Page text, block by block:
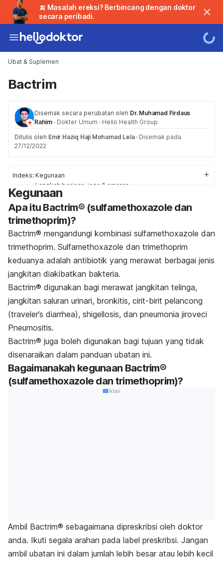
🍌 Masalah ereksi? Berbincang dengan doktor
secara peribadi.
Ubat & Suplemen
Bactrim
Disemak secara perubatan oleh Dr. Muhamad Firdaus
Rahim · Dokter Umum · Hello Health Group
Ditulis oleh Emir Haziq Haji Mohamad Lela · Disemak pada
27/12/2022
Indeks: Kegunaan
Langkah berjaga-jaga & amaran
Kesan Sampingan
Tindakbalas
Penggunaan / Dos
Kegunaan
Apa itu Bactrim® (sulfamethoxazole dan
trimethoprim)?
Bactrim® mengandungi kombinasi sulfamethoxazole dan
trimethoprim. Sulfamethoxazole dan trimethoprim
keduanya adalah antibiotik yang merawat berbagai jenis
jangkitan diakibatkan bakteria.
Bactrim® digunakan bagi merawat jangkitan telinga,
jangkitan saluran urinari, bronkitis, cirit-birit pelancong
(traveler’s diarrhea), shigellosis, dan pneumonia jiroveci
Pneumositis.
Bactrim® juga boleh digunakan bagi tujuan yang tidak
disenaraikan dalam panduan ubatan ini.
Bagaimanakah kegunaan Bactrim®
(sulfamethoxazole dan trimethoprim)?
Iklan
Ambil Bactrim® sebagaimana dipreskribsi oleh doktor
anda. Ikuti segala arahan pada label preskribsi. Jangan
ambil ubatan ini dalam jumlah lebih besar atau lebih kecil